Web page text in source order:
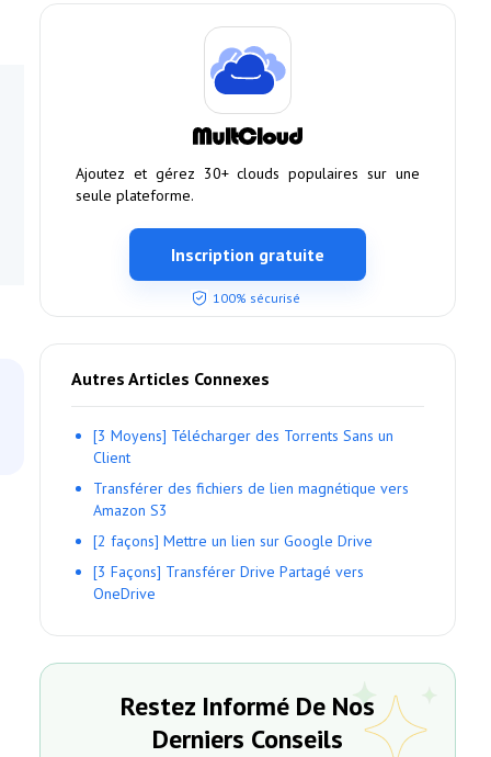
Ajoutez et gérez 30+ clouds populaires sur une
seule plateforme.
Inscription gratuite
100% sécurisé
Autres Articles Connexes
[3 Moyens] Télécharger des Torrents Sans un
Client
Transférer des fichiers de lien magnétique vers
Amazon S3
[2 façons] Mettre un lien sur Google Drive
[3 Façons] Transférer Drive Partagé vers
OneDrive
Restez Informé De Nos
Derniers Conseils